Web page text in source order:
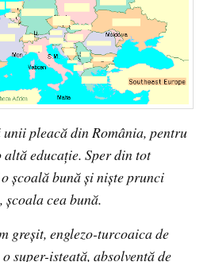
unii pleacă din România, pentru
educaţie. Sper din tot
şcoală bună şi nişte prunci
şcoala cea bună.
greşit, englezo-turcoaica de
super-isteaţă, absolventă de